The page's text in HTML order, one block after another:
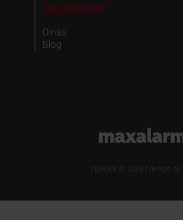
Spoločnosť
O nás
Blog
www.maxalarm.sk
EUROIN © 2026 | design by